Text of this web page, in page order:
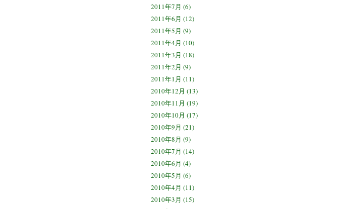
2011年7月 (6)
2011年6月 (12)
2011年5月 (9)
2011年4月 (10)
2011年3月 (18)
2011年2月 (9)
2011年1月 (11)
2010年12月 (13)
2010年11月 (19)
2010年10月 (17)
2010年9月 (21)
2010年8月 (9)
2010年7月 (14)
2010年6月 (4)
2010年5月 (6)
2010年4月 (11)
2010年3月 (15)